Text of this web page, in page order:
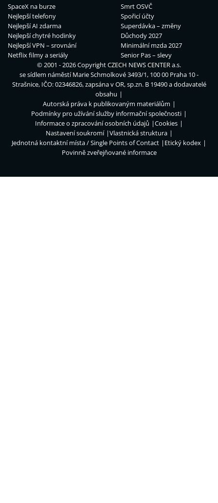
SpaceX na burze
Nejlepší telefony
Nejlepší AI zdarma
Nejlepší chytré hodinky
Nejlepší VPN – srovnání
Netflix filmy a seriály
Smrt OSVČ
Spořicí účty
Superdávka – změny
Důchody 2027
Minimální mzda 2027
Senior Pas – slevy
© 2001 - 2026 CopyrightCZECH NEWS CENTER a.s.
se sídlem náměstí Marie Schmolkové 3493/1, 100 00 Praha 10 -
Strašnice, IČO: 02346826, zapsána v OR, sp.zn. B 19490 a dodavatelé
obsahu
Autorská práva k publikovaným materiálům
Podmínky pro užívání služby informační společnosti
Informace o zpracování osobních údajů
Cookies
Nastavení soukromí
Vlastnická struktura
Jednotná kontaktní místa / Single Points of Contact
Etický kodex
Povinně zveřejňované informace